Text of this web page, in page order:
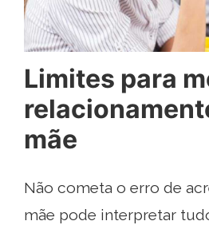
Limites para
mãe
Não cometa o erro de
mãe pode interpretar